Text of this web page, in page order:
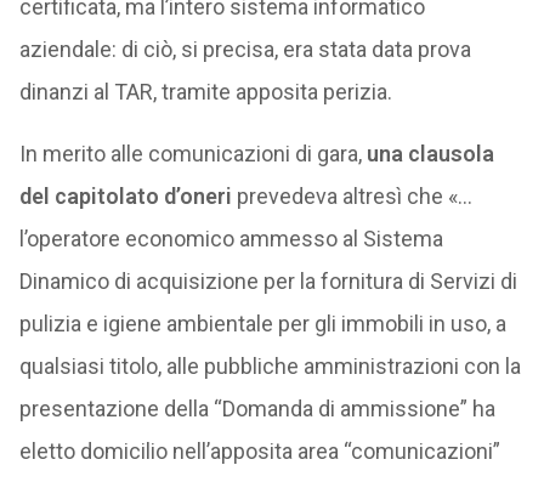
certificata, ma l’intero sistema informatico
aziendale: di ciò, si precisa, era stata data prova
dinanzi al TAR, tramite apposita perizia.
In merito alle comunicazioni di gara, una clausola
del capitolato d’oneri prevedeva altresì che «…
l’operatore economico ammesso al Sistema
Dinamico di acquisizione per la fornitura di Servizi di
pulizia e igiene ambientale per gli immobili in uso, a
qualsiasi titolo, alle pubbliche amministrazioni con la
presentazione della “Domanda di ammissione” ha
eletto domicilio nell’apposita area “comunicazioni”